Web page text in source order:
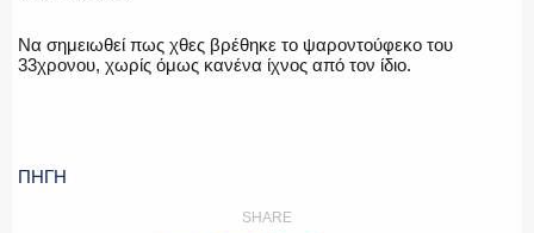
Να σημειωθεί πως χθες βρέθηκε το ψαροντούφεκο του
33χρονου, χωρίς όμως κανένα ίχνος από τον ίδιο.
ΠΗΓΗ
SHARE